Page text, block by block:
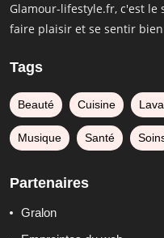
Glamour-lifestyle.fr, c'est
faire plaisir et se sentir
Tags
Beauté Cuisine
Musique Santé
Partenaires
Gralon